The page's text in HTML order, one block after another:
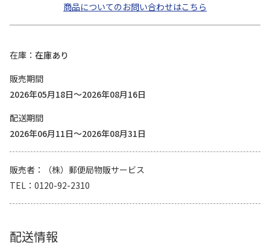
商品についてのお問い合わせはこちら
在庫
在庫あり
販売期間
2026年05月18日～2026年08月16日
配送期間
2026年06月11日～2026年08月31日
販売者
（株）郵便局物販サービス
TEL
0120-92-2310
配送情報